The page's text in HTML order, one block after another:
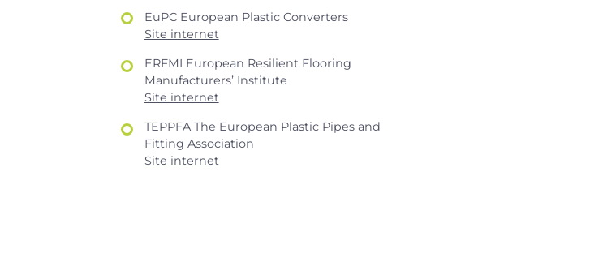
EuPC European Plastic Converters
Site internet
ERFMI European Resilient Flooring
Manufacturers’ Institute
Site internet
TEPPFA The European Plastic Pipes and
Fitting Association
Site internet